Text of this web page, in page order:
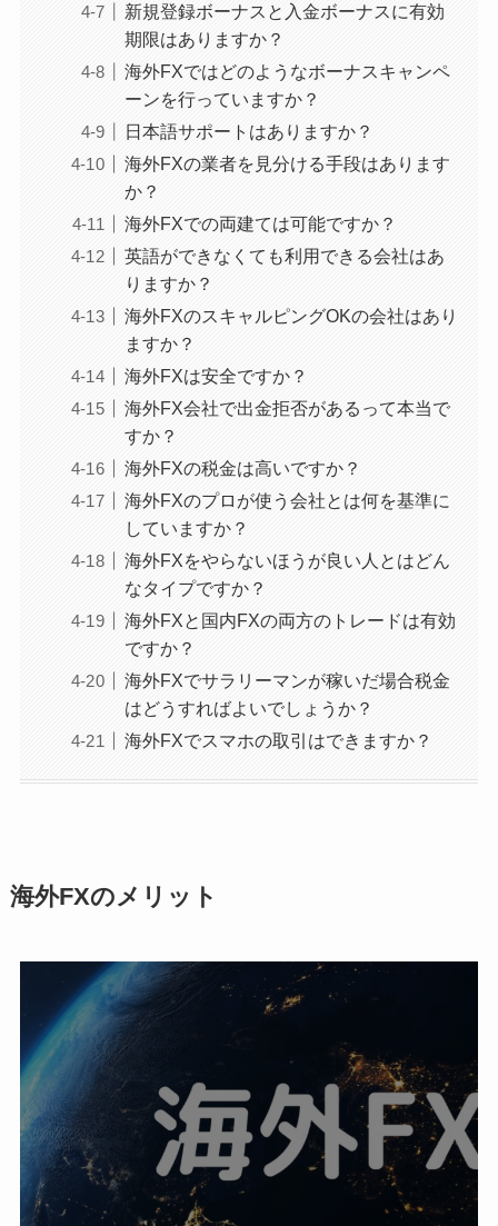
新規登録ボーナスと入金ボーナスに有効
期限はありますか？
海外FXではどのようなボーナスキャンペ
ーンを行っていますか？
日本語サポートはありますか？
海外FXの業者を見分ける手段はあります
か？
海外FXでの両建ては可能ですか？
英語ができなくても利用できる会社はあ
りますか？
海外FXのスキャルピングOKの会社はあり
ますか？
海外FXは安全ですか？
海外FX会社で出金拒否があるって本当で
すか？
海外FXの税金は高いですか？
海外FXのプロが使う会社とは何を基準に
していますか？
海外FXをやらないほうが良い人とはどん
なタイプですか？
海外FXと国内FXの両方のトレードは有効
ですか？
海外FXでサラリーマンが稼いだ場合税金
はどうすればよいでしょうか？
海外FXでスマホの取引はできますか？
海外FXのメリット